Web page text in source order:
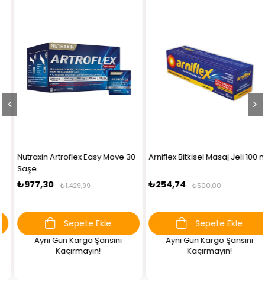
Nutraxin Artroflex Easy Move 30
Saşe
₺977,30 ₺1.429,99
Sepete Ekle
Aynı Gün Kargo Şansını
Kaçırmayın!
Arniflex Bitkisel Masaj Jeli 100 ml
₺254,74 ₺500,00
Sepete Ekle
Aynı Gün Kargo Şansını
Kaçırmayın!